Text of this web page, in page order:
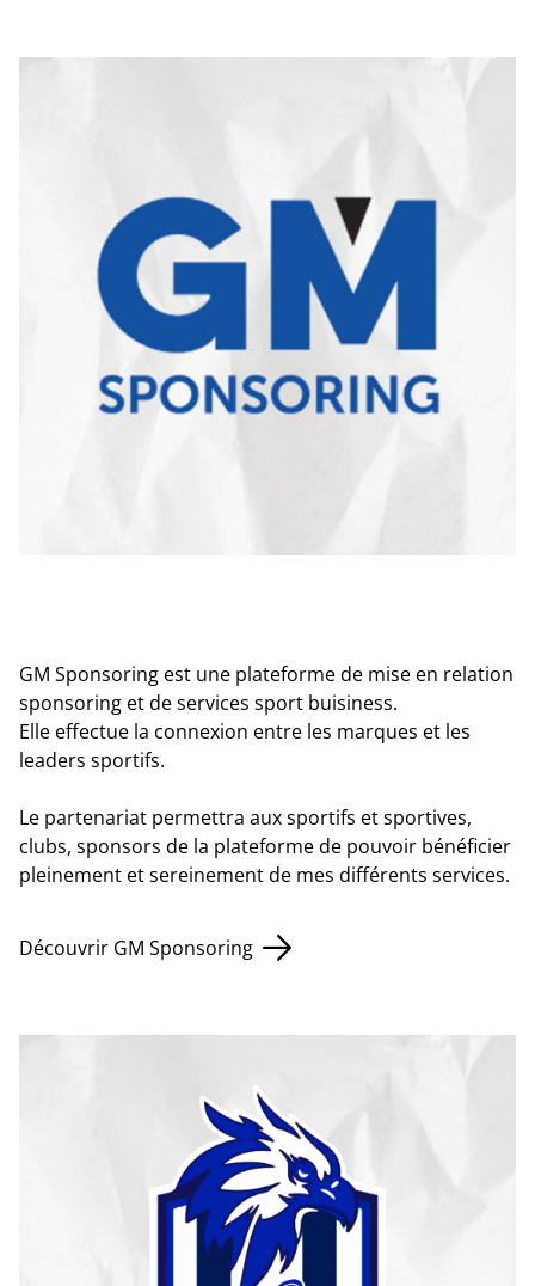
GM Sponsoring est une plateforme de mise en relation
sponsoring et de services sport buisiness.
Elle effectue la connexion entre les marques et les
leaders sportifs.
Le partenariat permettra aux sportifs et sportives,
clubs, sponsors de la plateforme de pouvoir bénéficier
pleinement et sereinement de mes différents services.
Découvrir GM Sponsoring